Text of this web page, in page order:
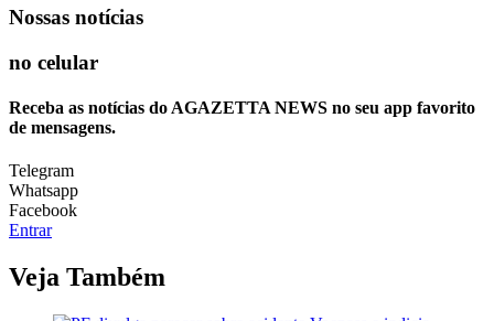
Nossas notícias
no celular
Receba as notícias do AGAZETTA NEWS no seu app favorito
de mensagens.
Telegram
Whatsapp
Facebook
Entrar
Veja Também